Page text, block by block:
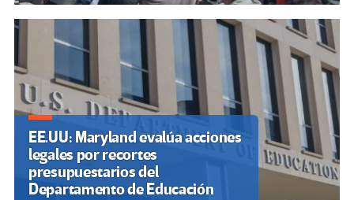
EE.UU: Maryland evalúa acciones
legales por recortes
presupuestarios del
Departamento de Educación